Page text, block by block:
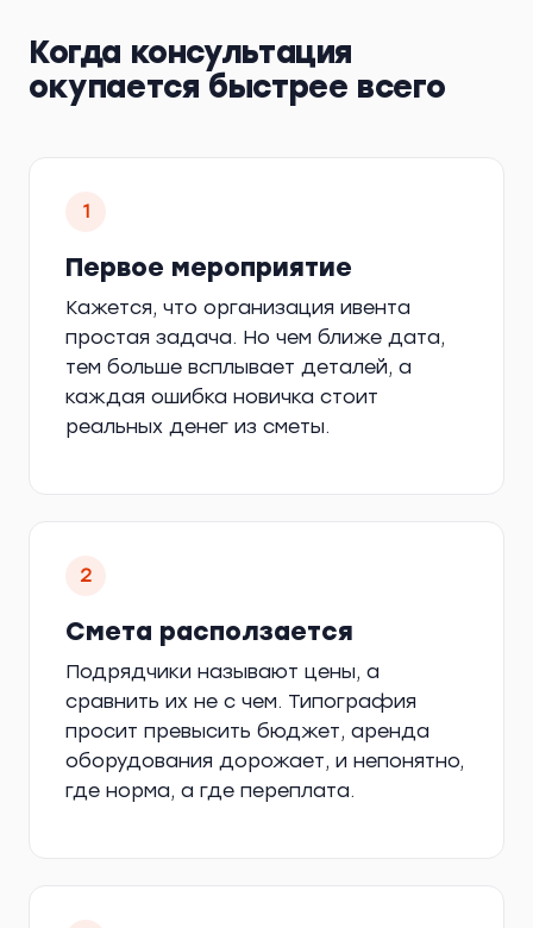
Когда консультация
окупается быстрее всего
1
Первое мероприятие
Кажется, что организация ивента
простая задача. Но чем ближе дата,
тем больше всплывает деталей, а
каждая ошибка новичка стоит
реальных денег из сметы.
2
Смета расползается
Подрядчики называют цены, а
сравнить их не с чем. Типография
просит превысить бюджет, аренда
оборудования дорожает, и непонятно,
где норма, а где переплата.